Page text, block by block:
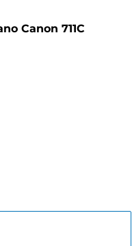
Canon 711C